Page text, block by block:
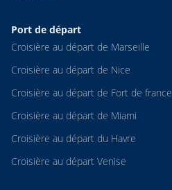
Port de départ
Croisière au départ de Marseille
Croisière au départ de Nice
Croisière au départ de Fort de france
Croisière au départ de Miami
Croisière au départ du Havre
Croisière au départ Venise